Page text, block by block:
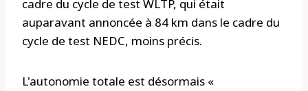
cadre du cycle de test WLTP, qui était
auparavant annoncée à 84 km dans le cadre du
cycle de test NEDC, moins précis.
L'autonomie totale est désormais «